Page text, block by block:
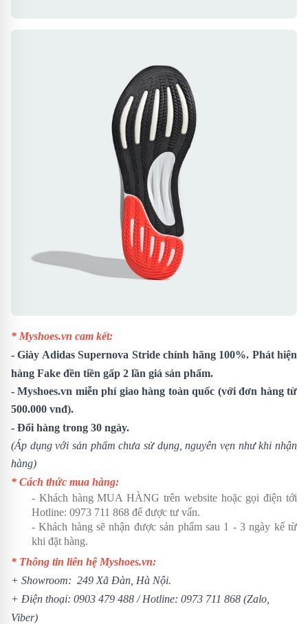
* Myshoes.vn cam kết:
-Giày Adidas Supernova Stridechính hãng 100%. Phát hiện
hàng Fake đền tiền gấp 2 lần giá sản phẩm.
- Myshoes.vn miễn phí giao hàng toàn quốc (với đơn hàng từ
500.000 vnđ).
- Đổi hàng trong 30 ngày.
(Áp dụng với sản phẩm chưa sử dụng, nguyên vẹn như khi nhận
hàng)
* Cách thức mua hàng:
- Khách hàng MUA HÀNG trên website hoặc gọi điện tới
Hotline: 0973 711 868 để được tư vấn.
- Khách hàng sẽ nhận được sản phẩm sau 1 - 3 ngày kể từ
khi đặt hàng.
* Thông tin liên hệ Myshoes.vn:
+ Showroom: 249 Xã Đàn, Hà Nội.
+ Điện thoại: 0903 479 488 / Hotline: 0973 711 868 (Zalo,
Viber)